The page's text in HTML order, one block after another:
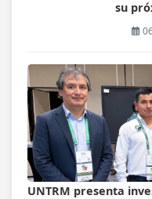
su
UNTRM presenta